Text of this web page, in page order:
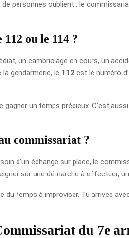
personnes oublient : le
ou le 114 ?
un cambriolage en cours, un
gendarmerie, le 112 est le numéro
un temps précieux. C’est
commissariat ?
d’un échange sur place, le
sur une démarche à effectuer,
du temps à improviser. Tu arrives
du 7e